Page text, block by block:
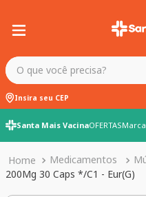
O que você precisa?
Insira seu CEP
Santa Mais VacinaOFERTAS
Medicamentos
200Mg 30 Caps */C1 - Eur(G)